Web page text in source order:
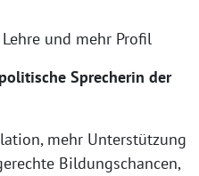
und mehr Profil
Sprecherin der
mehr Unterstützung
Bildungschancen,